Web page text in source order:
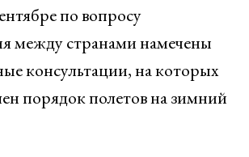
по вопросу
между странами намечены
консультации, на которых
порядок полетов на зимний